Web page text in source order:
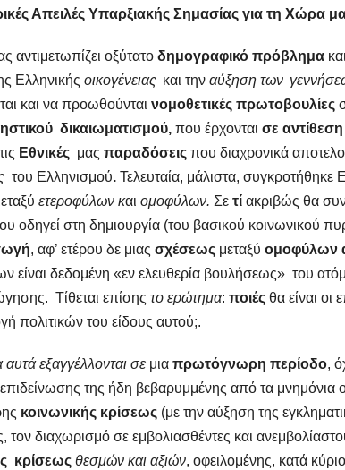
Απειλές Υπαρξιακής Σημασίας για τη Χώρα
αντιμετωπίζει οξύτατο δημογραφικό πρόβλημα
Ελληνικής οικογένειας και την αύξηση των
και να προωθούνται νομοθετικές πρωτοβουλίες
δικαιωματισμού, που έρχονται σε αντίθεση
τις Εθνικές μας παραδόσεις που διαχρονικά
του Ελληνισμού. Τελευταία, μάλιστα,
ετεροφύλων και ομοφύλων. Σε τί ακριβώς θα
οδηγεί στη δημιουργία (του βασικού κοινωνικού
, αφ’ ετέρου δε μιας σχέσεως μεταξύ ομοφύλων
είναι δεδομένη «εν ελευθερία βουλήσεως» του
Τίθεται επίσης το ερώτημα: ποιές θα είναι οι
πολιτικών του είδους αυτού;.
αυτά εξαγγέλλονται σε μια πρωτόγνωρη περίοδο,
της ήδη βεβαρυμμένης από τα μνημόνια
κοινωνικής κρίσεως (με την αύξηση της
τον διαχωρισμό σε εμβολιασθέντες και
κρίσεως θεσμών και αξιών, οφειλομένης, κατά